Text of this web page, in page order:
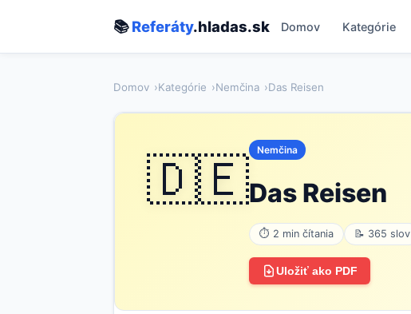
📚Referáty.hladas.sk Domov Kategórie
Domov Kategórie Nemčina Das Reisen
🇩🇪 Nemčina
Das Reisen
⏱ 2 min čítania 📝 365 slov
Uložiť ako PDF